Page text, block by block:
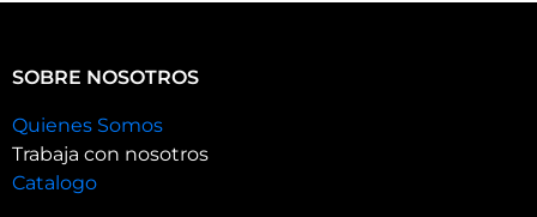
SOBRE NOSOTROS
Quienes Somos
Trabaja con nosotros
Catalogo